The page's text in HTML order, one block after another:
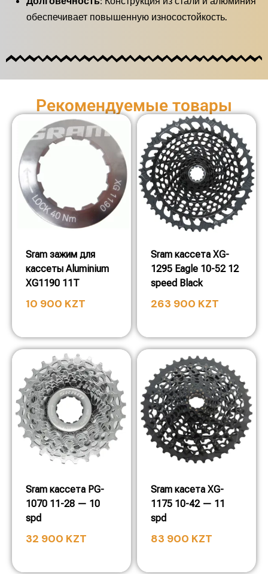
обеспечивает повышенную износостойкость.
Рекомендуемые товары
Sram зажим для
кассеты Aluminium
XG1190 11T
10 900 KZT
Sram кассета XG-
1295 Eagle 10-52 12
speed Black
263 900 KZT
Sram кассета PG-
1070 11-28 — 10
spd
32 900 KZT
Sram касета XG-
1175 10-42 — 11
spd
83 900 KZT